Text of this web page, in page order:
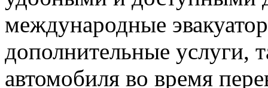
международные
дополнительные услуги,
автомобиля во время